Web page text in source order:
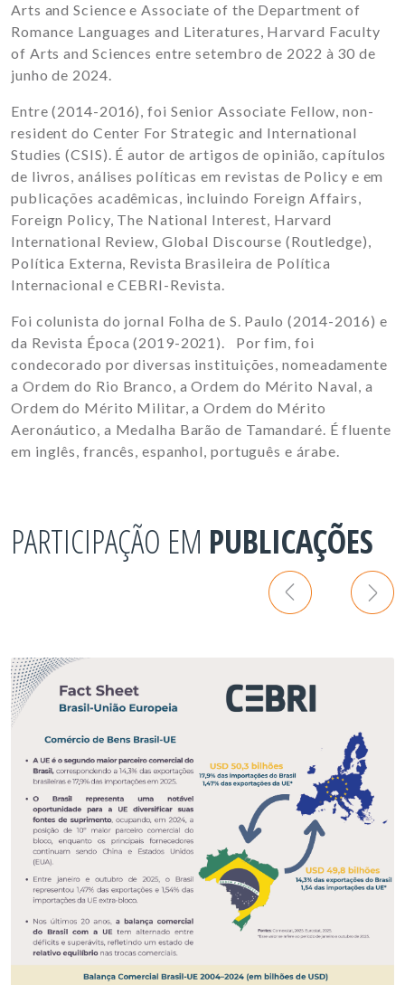
Arts and Science e Associate of the Department of
Romance Languages and Literatures, Harvard Faculty
of Arts and Sciences entre setembro de 2022 à 30 de
junho de 2024.
Entre (2014-2016), foi Senior Associate Fellow, non-
resident do Center For Strategic and International
Studies (CSIS). É autor de artigos de opinião, capítulos
de livros, análises políticas em revistas de Policy e em
publicações acadêmicas, incluindo Foreign Affairs,
Foreign Policy, The National Interest, Harvard
International Review, Global Discourse (Routledge),
Política Externa, Revista Brasileira de Política
Internacional e CEBRI-Revista.
Foi colunista do jornal Folha de S. Paulo (2014-2016) e
da Revista Época (2019-2021). Por fim, foi
condecorado por diversas instituições, nomeadamente
a Ordem do Rio Branco, a Ordem do Mérito Naval, a
Ordem do Mérito Militar, a Ordem do Mérito
Aeronáutico, a Medalha Barão de Tamandaré. É fluente
em inglês, francês, espanhol, português e árabe.
PARTICIPAÇÃO EM PUBLICAÇÕES